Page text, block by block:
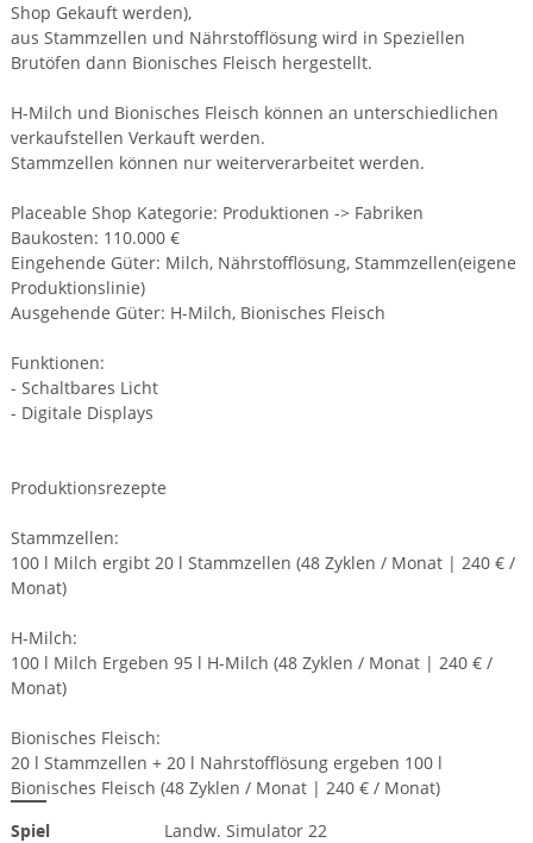
Shop Gekauft werden),
aus Stammzellen und Nährstofflösung wird in Speziellen
Brutöfen dann Bionisches Fleisch hergestellt.
H-Milch und Bionisches Fleisch können an unterschiedlichen
verkaufstellen Verkauft werden.
Stammzellen können nur weiterverarbeitet werden.
Placeable Shop Kategorie: Produktionen -> Fabriken
Baukosten: 110.000 €
Eingehende Güter: Milch, Nährstofflösung, Stammzellen(eigene
Produktionslinie)
Ausgehende Güter: H-Milch, Bionisches Fleisch
Funktionen:
- Schaltbares Licht
- Digitale Displays
Produktionsrezepte
Stammzellen:
100 l Milch ergibt 20 l Stammzellen (48 Zyklen / Monat | 240 € /
Monat)
H-Milch:
100 l Milch Ergeben 95 l H-Milch (48 Zyklen / Monat | 240 € /
Monat)
Bionisches Fleisch:
20 l Stammzellen + 20 l Nahrstofflösung ergeben 100 l
Bionisches Fleisch (48 Zyklen / Monat | 240 € / Monat)
Spiel
Landw. Simulator 22